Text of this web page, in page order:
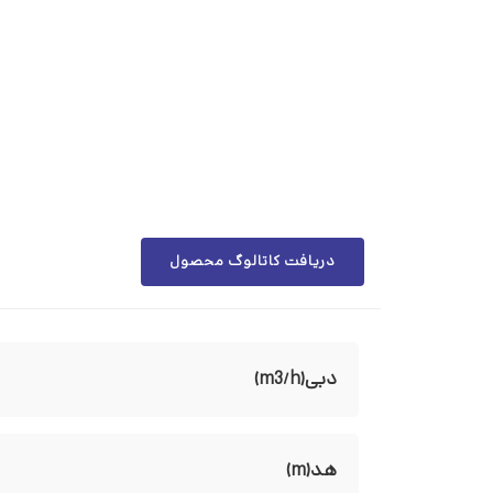
دریافت کاتالوگ محصول
دبی(m3/h)
هد(m)